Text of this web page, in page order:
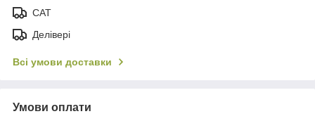
САТ
Делівері
Всі умови доставки
Умови оплати